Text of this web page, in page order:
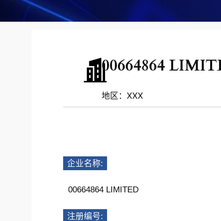
00664864
地区：XXX
企业名称:
00664864 LIMITED
注册编号: